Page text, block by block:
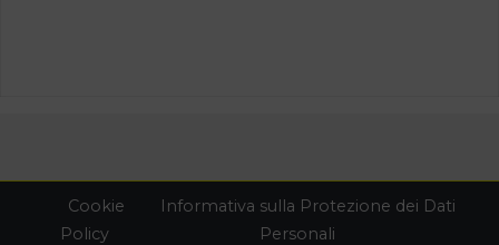
Cookie
Policy
Informativa sulla Protezione dei Dati
Personali